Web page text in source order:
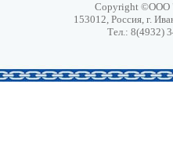
Copyright ©ООО
153012, Россия, г.
Тел.: 8(4932)